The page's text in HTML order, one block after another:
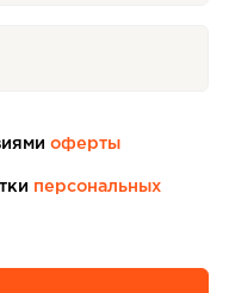
оферты
персональных